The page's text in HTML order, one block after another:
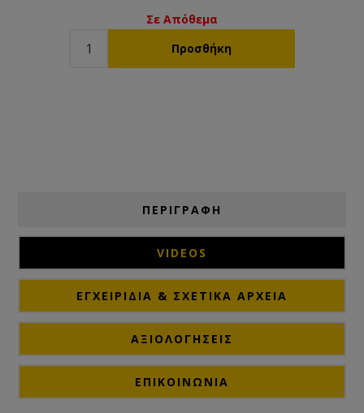
Σε Απόθεμα
ΠΕΡΙΓΡΑΦΗ
VIDEOS
ΕΓΧΕΙΡΊΔΙΑ & ΣΧΕΤΙΚΆ ΑΡΧΕΊΑ
ΑΞΙΟΛΟΓΉΣΕΙΣ
ΕΠΙΚΟΙΝΩΝΙΑ